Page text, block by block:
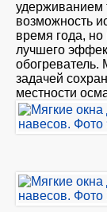
удерживанием
возможность
время года,
лучшего
обогреватель.
задачей
местности